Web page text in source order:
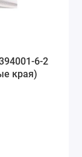
6-2
края)